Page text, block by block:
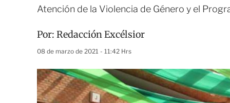
Atención de la Violencia de Género y el
Por: Redacción Excélsior
08 de marzo de 2021 - 11:42 Hrs